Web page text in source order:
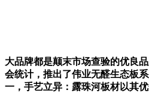
大品牌都是颠末市场查验的优良品
会统计，推出了伟业无醛生态板
一，手艺立异：露珠河板材以其